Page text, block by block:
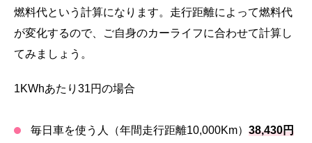
燃料代という計算になります。走行距離によって燃料代
が変化するので、ご自身のカーライフに合わせて計算し
てみましょう。
1KWhあたり31円の場合
毎日車を使う人（年間走行距離10,000Km） 38,430円